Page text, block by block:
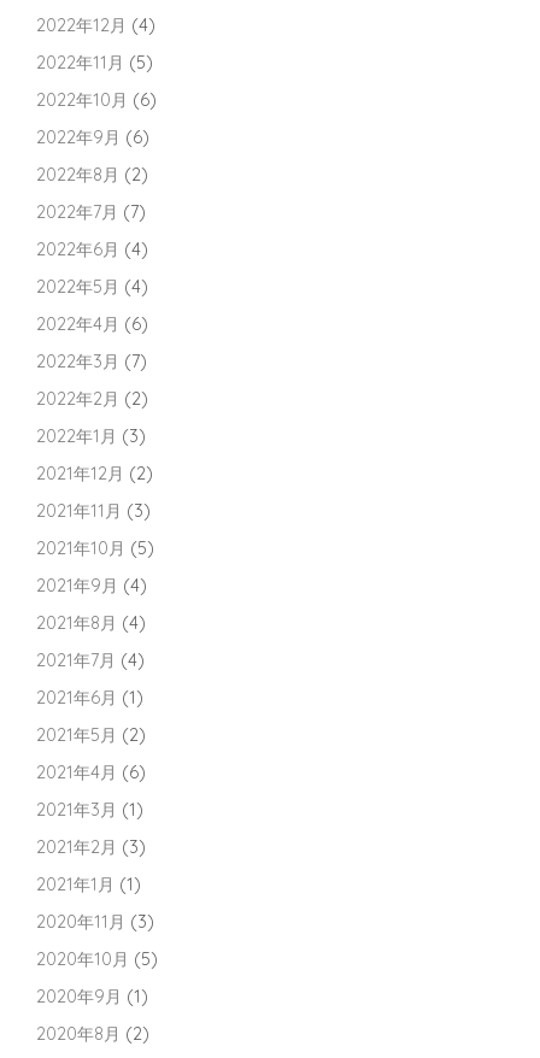
2022年12月 (4)
2022年11月 (5)
2022年10月 (6)
2022年9月 (6)
2022年8月 (2)
2022年7月 (7)
2022年6月 (4)
2022年5月 (4)
2022年4月 (6)
2022年3月 (7)
2022年2月 (2)
2022年1月 (3)
2021年12月 (2)
2021年11月 (3)
2021年10月 (5)
2021年9月 (4)
2021年8月 (4)
2021年7月 (4)
2021年6月 (1)
2021年5月 (2)
2021年4月 (6)
2021年3月 (1)
2021年2月 (3)
2021年1月 (1)
2020年11月 (3)
2020年10月 (5)
2020年9月 (1)
2020年8月 (2)